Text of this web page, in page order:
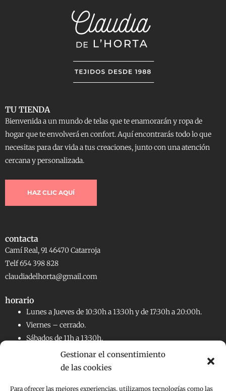
Gestionar el consentimiento
de las cookies
Para ofrecer las mejores experiencias, utilizamos tecnologías como las
TU TIENDA
Bienvenida a un mundo de telas que te enamorarán y ropa de
hogar que te envolverá en confort. Aquí encontrarás todo lo que
necesitas para dar vida a tus creaciones, junto con una atención
cercana y personalizada.
HAZ CLIC AQUÍ
contacta
Camí Real, 91 46470 Catarroja
Telf 654 398 828
claudiadelhorta@gmail.com
horario
Lunes a Jueves de 10:30h a 13:30h y de 17:30h a 20:00h.
Viernes – cerrado.
Sábados de 11h a 13:30h.